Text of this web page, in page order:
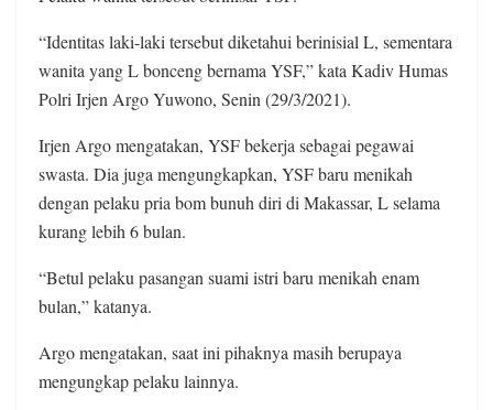
“Identitas laki-laki tersebut diketahui berinisial L, sementara
wanita yang L bonceng bernama YSF,” kata Kadiv Humas
Polri Irjen Argo Yuwono, Senin (29/3/2021).
Irjen Argo mengatakan, YSF bekerja sebagai pegawai
swasta. Dia juga mengungkapkan, YSF baru menikah
dengan pelaku pria bom bunuh diri di Makassar, L selama
kurang lebih 6 bulan.
“Betul pelaku pasangan suami istri baru menikah enam
bulan,” katanya.
Argo mengatakan, saat ini pihaknya masih berupaya
mengungkap pelaku lainnya.